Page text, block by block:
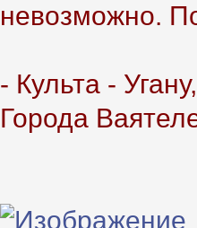
невозможно.
- Культа -
Города